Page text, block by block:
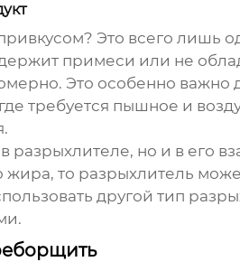
Это всего лишь
примеси или не
Это особенно
требуется пышное и
разрыхлителе, но и в его
жира, то разрыхлитель
другой тип